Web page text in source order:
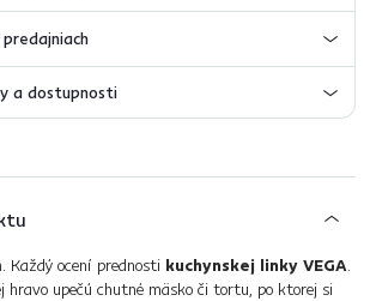
a dostupnosti
Každý ocení prednosti kuchynskej linky VEGA.
hravo upečú chutné mäsko či tortu, po ktorej si